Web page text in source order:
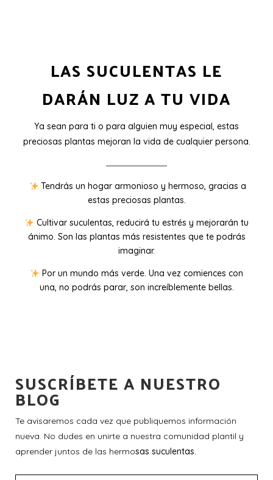
LAS SUCULENTAS LE
DARÁN LUZ A TU VIDA
Ya sean para ti o para alguien muy especial, estas
preciosas plantas mejoran la vida de cualquier persona.
Tendrás un hogar armonioso y hermoso, gracias a
estas preciosas plantas.
Cultivar suculentas, reducirá tu estrés y mejorarán tu
ánimo. Son las plantas más resistentes que te podrás
imaginar.
Por un mundo más verde. Una vez comiences con
una, no podrás parar, son increíblemente bellas.
SUSCRÍBETE A NUESTRO
BLOG
Te avisaremos cada vez que publiquemos información
nueva. No dudes en unirte a nuestra comunidad plantil y
aprender juntos de las hermosas suculentas.